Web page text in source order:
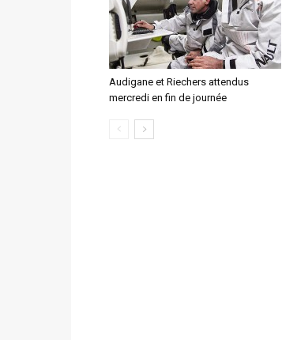
Audigane et Riechers attendus
mercredi en fin de journée